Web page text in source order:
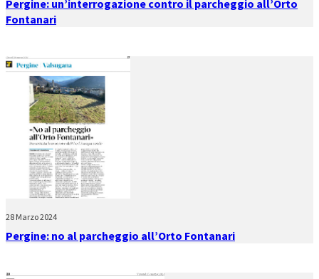
Pergine: un’interrogazione contro il parcheggio all’Orto
Fontanari
28 Marzo 2024
Pergine: no al parcheggio all’Orto Fontanari